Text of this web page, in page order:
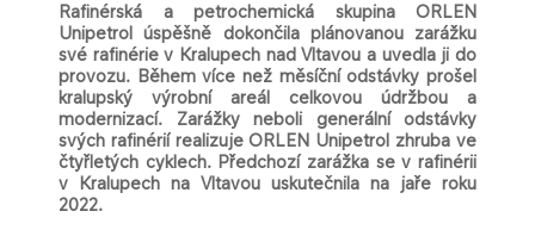
Rafinérská a petrochemická skupina ORLEN
Unipetrol úspěšně dokončila plánovanou zarážku
své rafinérie v Kralupech nad Vltavou a uvedla ji do
provozu. Během více než měsíční odstávky prošel
kralupský výrobní areál celkovou údržbou a
modernizací. Zarážky neboli generální odstávky
svých rafinérií realizuje ORLEN Unipetrol zhruba ve
čtyřletých cyklech. Předchozí zarážka se v rafinérii
v Kralupech na Vltavou uskutečnila na jaře roku
2022.